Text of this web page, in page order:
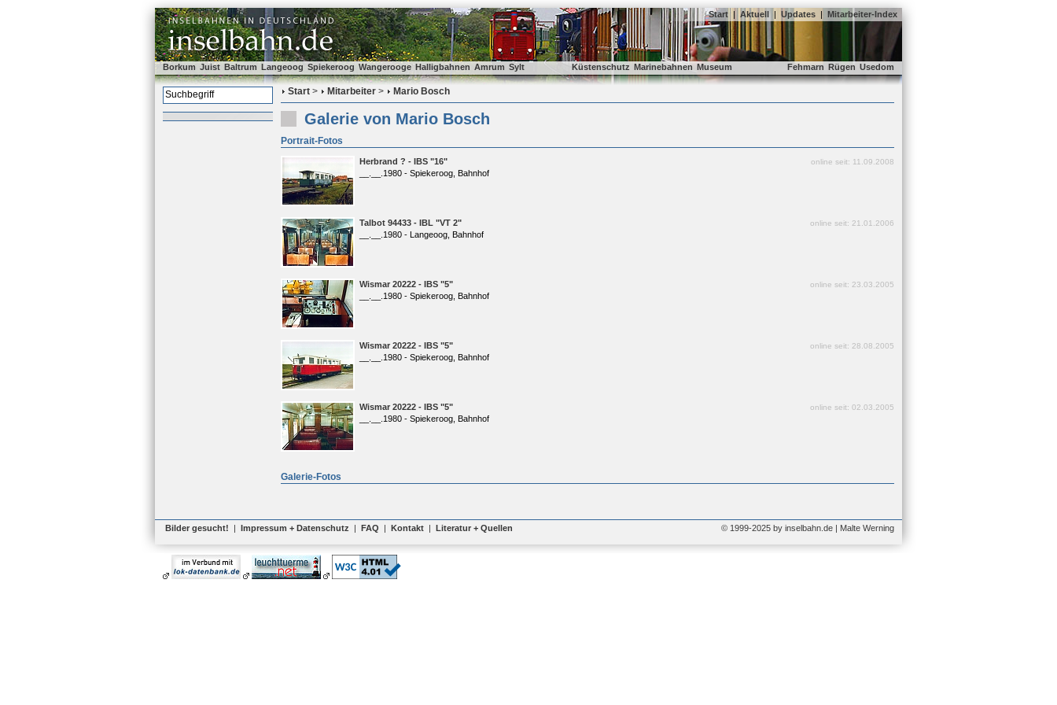
Start | Aktuell | Updates | Mitarbeiter-Index
Borkum Juist Baltrum Langeoog Spiekeroog Wangerooge Halligbahnen Amrum Sylt Küstenschutz Marinebahnen Museum Fehmarn Rügen Usedom
Start > Mitarbeiter > Mario Bosch
Galerie von Mario Bosch
Portrait-Fotos
Herbrand ? - IBS "16" online seit: 11.09.2008
__.__.1980 - Spiekeroog, Bahnhof
Talbot 94433 - IBL "VT 2" online seit: 21.01.2006
__.__.1980 - Langeoog, Bahnhof
Wismar 20222 - IBS "5" online seit: 23.03.2005
__.__.1980 - Spiekeroog, Bahnhof
Wismar 20222 - IBS "5" online seit: 28.08.2005
__.__.1980 - Spiekeroog, Bahnhof
Wismar 20222 - IBS "5" online seit: 02.03.2005
__.__.1980 - Spiekeroog, Bahnhof
Galerie-Fotos
Bilder gesucht! | Impressum + Datenschutz | FAQ | Kontakt | Literatur + Quellen © 1999-2025 by inselbahn.de | Malte Werning